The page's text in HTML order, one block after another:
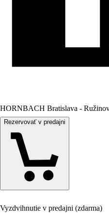
HORNBACH Bratislava -
Rezervovať v predajni
Vyzdvihnutie v predajni (zdarma)